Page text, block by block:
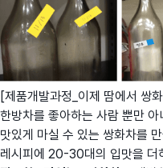
[제품개발과정_이제 땀에서 쌍
한방차를 좋아하는 사람 뿐만
맛있게 마실 수 있는 쌍화차를
레시피에 20-30대의 입맛을 더